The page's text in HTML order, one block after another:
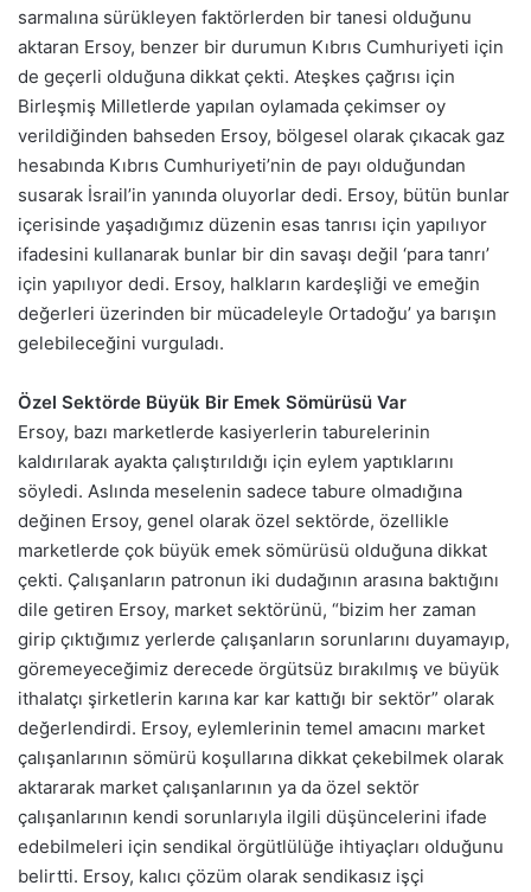
sarmalına sürükleyen faktörlerden bir tanesi olduğunu
aktaran Ersoy, benzer bir durumun Kıbrıs Cumhuriyeti için
de geçerli olduğuna dikkat çekti. Ateşkes çağrısı için
Birleşmiş Milletlerde yapılan oylamada çekimser oy
verildiğinden bahseden Ersoy, bölgesel olarak çıkacak gaz
hesabında Kıbrıs Cumhuriyeti’nin de payı olduğundan
susarak İsrail’in yanında oluyorlar dedi. Ersoy, bütün bunlar
içerisinde yaşadığımız düzenin esas tanrısı için yapılıyor
ifadesini kullanarak bunlar bir din savaşı değil ‘para tanrı’
için yapılıyor dedi. Ersoy, halkların kardeşliği ve emeğin
değerleri üzerinden bir mücadeleyle Ortadoğu’ ya barışın
gelebileceğini vurguladı.
Özel Sektörde Büyük Bir Emek Sömürüsü Var
Ersoy, bazı marketlerde kasiyerlerin taburelerinin
kaldırılarak ayakta çalıştırıldığı için eylem yaptıklarını
söyledi. Aslında meselenin sadece tabure olmadığına
değinen Ersoy, genel olarak özel sektörde, özellikle
marketlerde çok büyük emek sömürüsü olduğuna dikkat
çekti. Çalışanların patronun iki dudağının arasına baktığını
dile getiren Ersoy, market sektörünü, “bizim her zaman
girip çıktığımız yerlerde çalışanların sorunlarını duyamayıp,
göremeyeceğimiz derecede örgütsüz bırakılmış ve büyük
ithalatçı şirketlerin karına kar kar kattığı bir sektör” olarak
değerlendirdi. Ersoy, eylemlerinin temel amacını market
çalışanlarının sömürü koşullarına dikkat çekebilmek olarak
aktararak market çalışanlarının ya da özel sektör
çalışanlarının kendi sorunlarıyla ilgili düşüncelerini ifade
edebilmeleri için sendikal örgütlülüğe ihtiyaçları olduğunu
belirtti. Ersoy, kalıcı çözüm olarak sendikasız işçi